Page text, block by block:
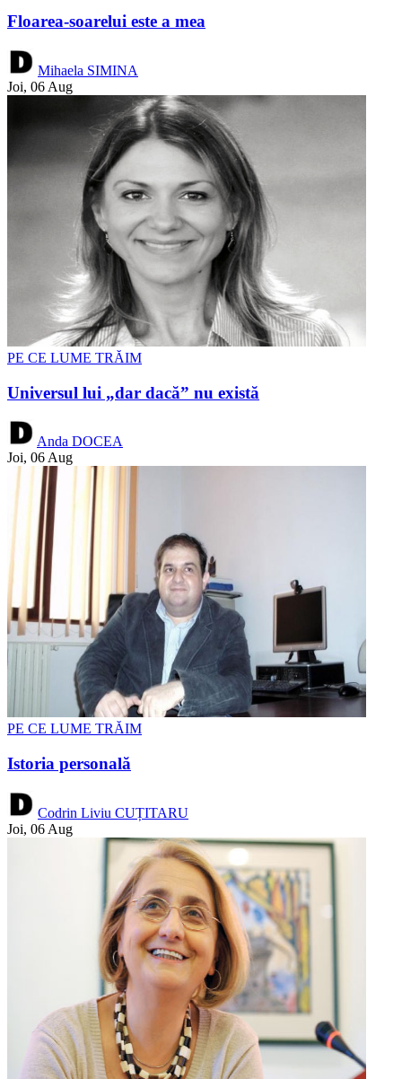
Floarea-soarelui este a mea
Mihaela SIMINA
Joi, 06 Aug
PE CE LUME TRĂIM
Universul lui „dar dacă” nu există
Anda DOCEA
Joi, 06 Aug
PE CE LUME TRĂIM
Istoria personală
Codrin Liviu CUȚITARU
Joi, 06 Aug